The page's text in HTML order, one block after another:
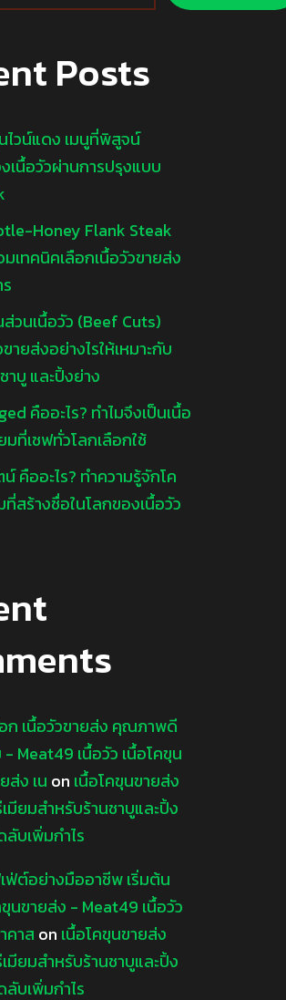
Posts
ไวน์แดง เมนูที่พิสูจน์
นื้อวัวผ่านการปรุงแบบ
Honey Flank Steak
เทคนิคเลือกเนื้อวัวขายส่ง
วนเนื้อวัว (Beef Cuts)
ายส่งอย่างไรให้เหมาะกับ
าบู และปิ้งย่าง
คืออะไร? ทำไมจึงเป็นเนื้อ
มที่เชฟทั่วโลกเลือกใช้
คืออะไร? ทำความรู้จักโค
สร้างชื่อในโลกของเนื้อวัว
ก เนื้อวัวขายส่ง คุณภาพดี
Meat49 เนื้อวัว เนื้อโคขุน
ส่ง เน on เนื้อโคขุนขายส่ง
ยมสำหรับร้านชาบูและปิ้ง
ลับเพิ่มกำไร
ฟ่ต์อย่างมืออาชีพ เริ่มต้น
นขายส่ง - Meat49 เนื้อวัว
คาส on เนื้อโคขุนขายส่ง
ยมสำหรับร้านชาบูและปิ้ง
ลับเพิ่มกำไร